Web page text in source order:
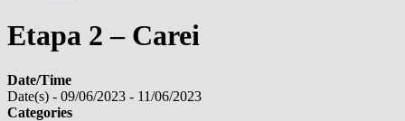
Etapa 2 – Carei
Date/Time
Date(s) - 09/06/2023 - 11/06/2023
Categories